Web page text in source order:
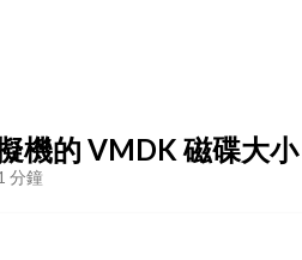
機的 VMDK 磁碟大小
分鐘